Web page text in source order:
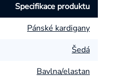
Specifikace produktu
Pánské kardigany
Šedá
Bavlna/elastan